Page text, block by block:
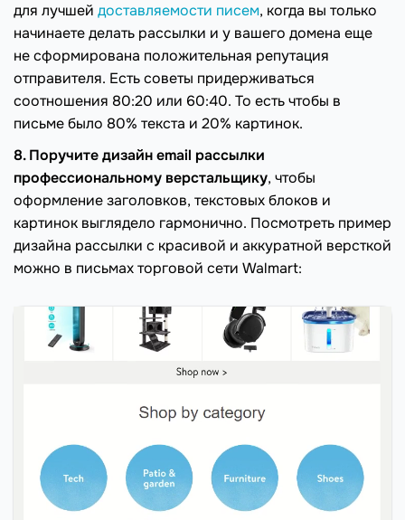
для лучшей доставляемости писем, когда вы только
начинаете делать рассылки и у вашего домена еще
не сформирована положительная репутация
отправителя. Есть советы придерживаться
соотношения 80:20 или 60:40. То есть чтобы в
письме было 80% текста и 20% картинок.
8. Поручите дизайн email рассылки
профессиональному верстальщику, чтобы
оформление заголовков, текстовых блоков и
картинок выглядело гармонично. Посмотреть пример
дизайна рассылки с красивой и аккуратной версткой
можно в письмах торговой сети Walmart: